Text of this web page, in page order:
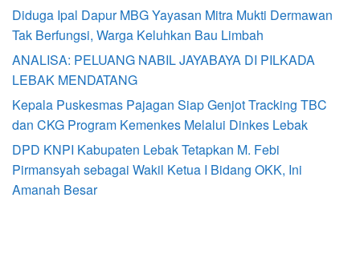
Diduga Ipal Dapur MBG Yayasan Mitra Mukti Dermawan
Tak Berfungsi, Warga Keluhkan Bau Limbah
ANALISA: PELUANG NABIL JAYABAYA DI PILKADA
LEBAK MENDATANG
Kepala Puskesmas Pajagan Siap Genjot Tracking TBC
dan CKG Program Kemenkes Melalui Dinkes Lebak
DPD KNPI Kabupaten Lebak Tetapkan M. Febi
Pirmansyah sebagai Wakil Ketua I Bidang OKK, Ini
Amanah Besar